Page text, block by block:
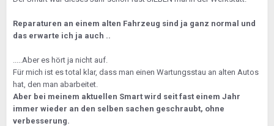
Reparaturen an einem alten Fahrzeug sind ja ganz normal und
das erwarte ich ja auch ..
.....Aber es hört ja nicht auf.
Für mich ist es total klar, dass man einen Wartungsstau an alten Autos
hat, den man abarbeitet.
Aber bei meinem aktuellen Smart wird seit fast einem Jahr
immer wieder an den selben sachen geschraubt, ohne
verbesserung.